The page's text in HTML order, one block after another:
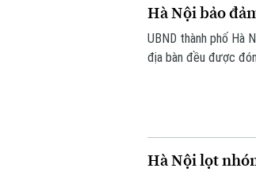
Hà Nội bảo
UBND thành phố Hà
địa bàn đều được
Hà Nội lọt